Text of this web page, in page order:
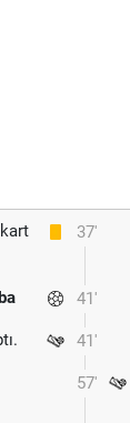
37'
41'
41'
57'